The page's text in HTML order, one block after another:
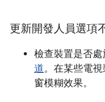
更新開發人員選項
檢查裝置是否
道。在某些電
窗模糊效果。